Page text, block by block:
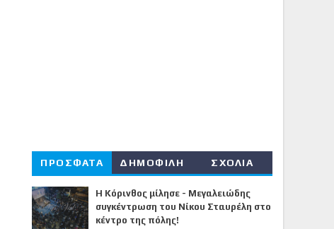
ΠΡΟΣΦΑΤΑ ΔΗΜΟΦΙΛΗ ΣΧΟΛΙΑ
Η Κόρινθος μίλησε - Μεγαλειώδης
συγκέντρωση του Νίκου Σταυρέλη στο
κέντρο της πόλης!